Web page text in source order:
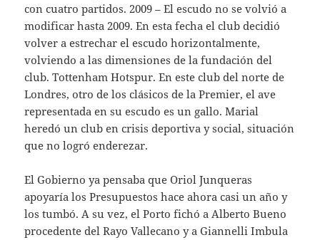
con cuatro partidos. 2009 – El escudo no se volvió a
modificar hasta 2009. En esta fecha el club decidió
volver a estrechar el escudo horizontalmente,
volviendo a las dimensiones de la fundación del
club. Tottenham Hotspur. En este club del norte de
Londres, otro de los clásicos de la Premier, el ave
representada en su escudo es un gallo. Marial
heredó un club en crisis deportiva y social, situación
que no logró enderezar.
El Gobierno ya pensaba que Oriol Junqueras
apoyaría los Presupuestos hace ahora casi un año y
los tumbó. A su vez, el Porto fichó a Alberto Bueno
procedente del Rayo Vallecano y a Giannelli Imbula